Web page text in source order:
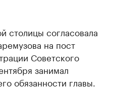
столицы согласовала
на пост
Советского
занимал
обязанности главы.